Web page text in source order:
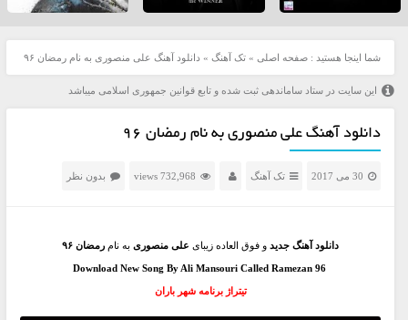
شما اینجا هستید : صفحه اصلی » تک آهنگ » دانلود آهنگ علی منصوری به نام رمضان ۹۶
این سایت در ستاد ساماندهی ثبت شده و تابع قوانین جمهوری اسلامی میباشد
دانلود آهنگ علی منصوری به نام رمضان ۹۶
30 می 2017 تک آهنگ 732,968 views بدون نظر
دانلود آهنگ جدیدو فوق العاده زیبای علی منصوریبه نام رمضان ۹۶
Download New Song By Ali Mansouri Called Ramezan 96
تیتراژ برنامه شهر باران